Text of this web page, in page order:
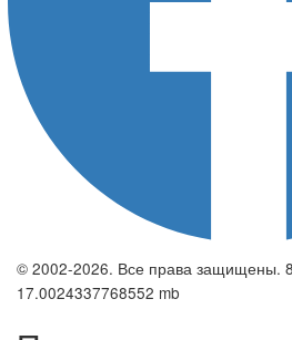
© 2002-2026. Все права защищены.
17.0024337768552 mb